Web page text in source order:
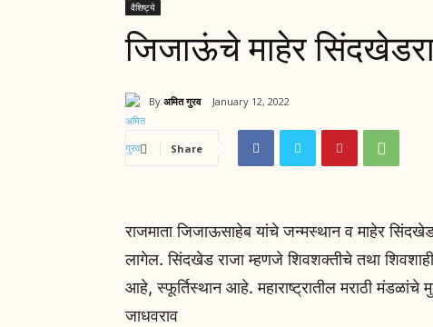
वैशिष्ट्ये
जिजाऊंचे माहेर
By अमित गुरव January 12, 2022
Share
राजमाता जिजाऊसाहेब यांचे जन्मस्थान व माहेर
लागेल. सिंदखेड राजा म्हणजे शिवशक्तीचे तथा
आहे, स्फूर्तिस्थान आहे. महाराष्ट्रातील मराठी
जाधवराव